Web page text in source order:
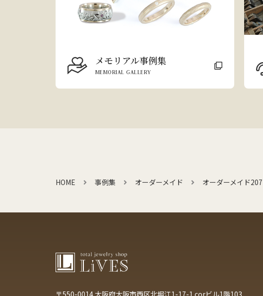
メモリアル事例集
MEMORIAL GALLERY
HOME 事例集 オーダーメイド オーダーメイド
〒550-0014大阪府大阪市西区北堀江1-17-1 corビル1階103